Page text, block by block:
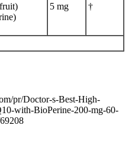
5 mg †
pr/Doctor-s-Best-High-
with-BioPerine-200-mg-60-